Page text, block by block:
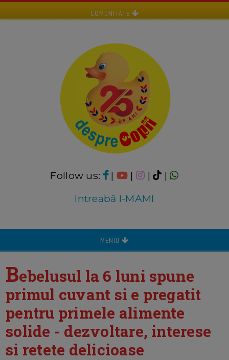
COMUNITATE
Follow us: | | |
|
Intreabă I-MAMI
MENIU
Bebelusul la 6 luni spune
primul cuvant si e pregatit
pentru primele alimente
solide - dezvoltare, interese
si retete delicioase